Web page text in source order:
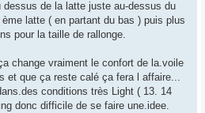
de la latte juste au-dessus du
latte ( en partant du bas ) puis plus
pour la taille de rallonge.
change vraiment le confort de la.voile
et que ça reste calé ça fera l affaire...
conditions très Light ( 13. 14
donc difficile de se faire une.idee.